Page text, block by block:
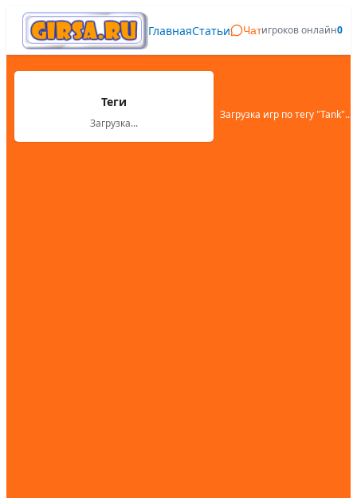
ГлавнаяСтатьи Чатигроков онлайн0
Теги
Загрузка...
Загрузка игр по тегу "Tank"...